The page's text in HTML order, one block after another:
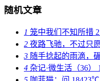
随机文章
1 笼中我们不知所措
2 夜路飞驰，不过只
3 随手捻起的雨滴，
4 杂记·微生活（36）